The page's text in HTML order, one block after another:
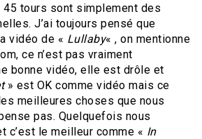
tours sont simplement des
J’ai toujours pensé que
vidéo de « Lullaby« , on mentionne
ce n’est pas vraiment
bonne vidéo, elle est drôle et
» est OK comme vidéo mais ce
meilleures choses que nous
pas. Quelquefois nous
c’est le meilleur comme « In